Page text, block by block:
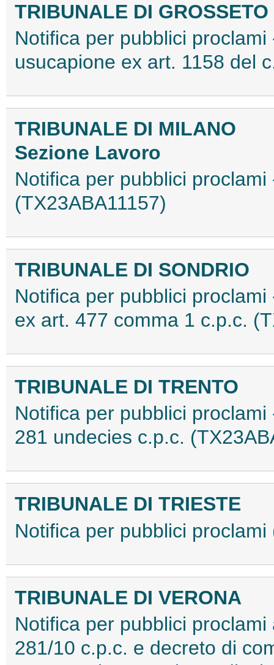
TRIBUNALE DI GROSSETO
Notifica per pubblici
usucapione ex art. 1158 del
TRIBUNALE DI MILANO
Sezione Lavoro
Notifica per pubblici
(TX23ABA11157)
TRIBUNALE DI SONDRIO
Notifica per pubblici
ex art. 477 comma 1 c.p.c.
TRIBUNALE DI TRENTO
Notifica per pubblici
281 undecies c.p.c.
TRIBUNALE DI TRIESTE
Notifica per pubblici proclami
TRIBUNALE DI VERONA
Notifica per pubblici
281/10 c.p.c. e decreto di